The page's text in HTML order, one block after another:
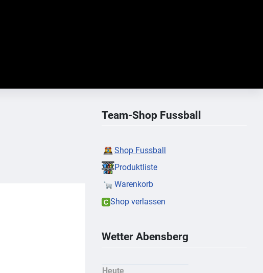
Team-Shop Fussball
Shop Fussball
Produktliste
Warenkorb
Shop verlassen
Wetter Abensberg
Heute